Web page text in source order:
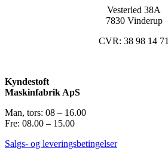
Vesterled 38A
7830 Vinderup
CVR: 38 98 14 71
Kyndestoft
Maskinfabrik ApS
Man, tors: 08 – 16.00
Fre: 08.00 – 15.00
Salgs- og leveringsbetingelser